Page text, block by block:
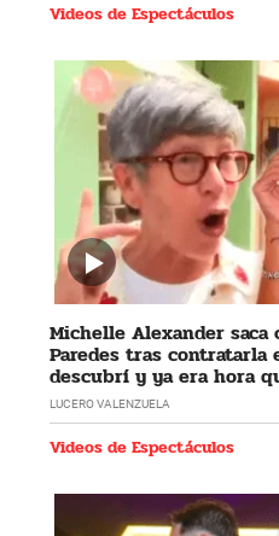
Videos de Espectáculos
Michelle Alexander saca
Paredes tras contratarla
descubrí y ya era hora
LUCERO VALENZUELA
Videos de Espectáculos